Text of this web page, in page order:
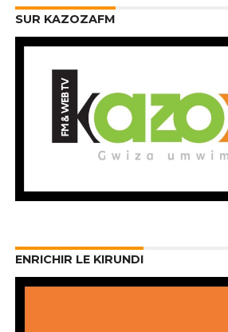
SUR KAZOZAFM
ENRICHIR LE KIRUNDI